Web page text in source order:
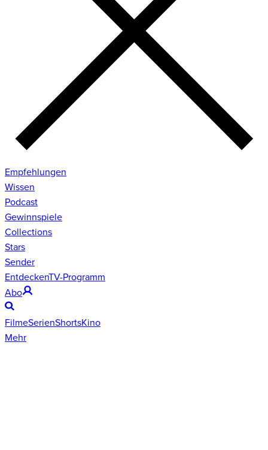
Empfehlungen
Wissen
Podcast
Gewinnspiele
Collections
Stars
Sender
EntdeckenTV-Programm
Abo
FilmeSerienShortsKino
Mehr